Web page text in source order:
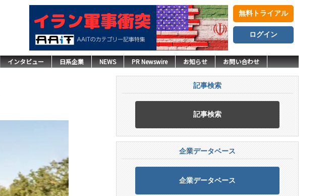
無料トライアル
ログイン
インタビュー 日系企業 NEWS PR Newswire お知らせ お問い合わせ
記事検索
記事検索
企業データベース
企業データベース